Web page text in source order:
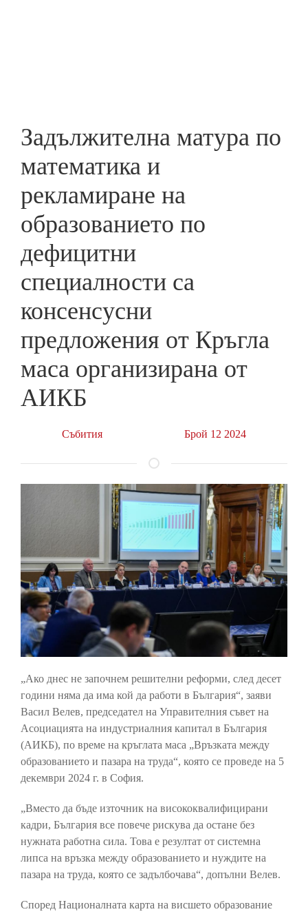
Задължителна матура по
математика и
рекламиране на
образованието по
дефицитни
специалности са
консенсусни
предложения от Кръгла
маса организирана от
АИКБ
Събития Брой 12 2024
„Ако днес не започнем решителни реформи, след десет
години няма да има кой да работи в България“, заяви
Васил Велев, председател на Управителния съвет на
Асоциацията на индустриалния капитал в България
(АИКБ), по време на кръглата маса „Връзката между
образованието и пазара на труда“, която се проведе на 5
декември 2024 г. в София.
„Вместо да бъде източник на висококвалифицирани
кадри, България все повече рискува да остане без
нужната работна сила. Това е резултат от системна
липса на връзка между образованието и нуждите на
пазара на труда, която се задълбочава“, допълни Велев.
Според Националната карта на висшето образование